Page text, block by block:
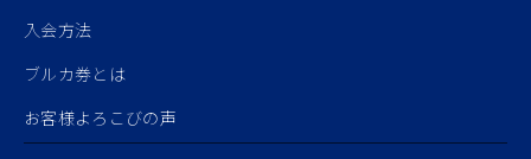
入会方法
ブルカ券とは
お客様よろこびの声